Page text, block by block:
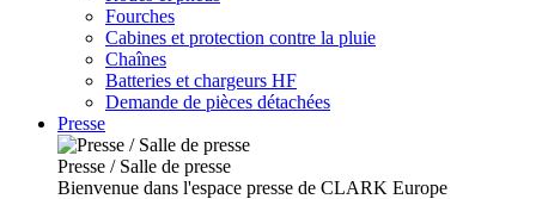
Fourches
Cabines et protection contre la pluie
Chaînes
Batteries et chargeurs HF
Demande de pièces détachées
Presse
Presse / Salle de presse
Bienvenue dans l'espace presse de CLARK Europe